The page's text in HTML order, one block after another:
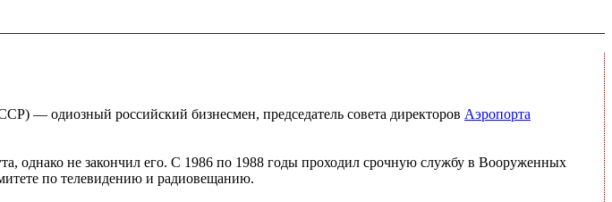
— одиозный российский бизнесмен, председатель совета директоров Аэропорта
однако не закончил его. С 1986 по 1988 годы проходил срочную службу в Вооруженных
по телевидению и радиовещанию.